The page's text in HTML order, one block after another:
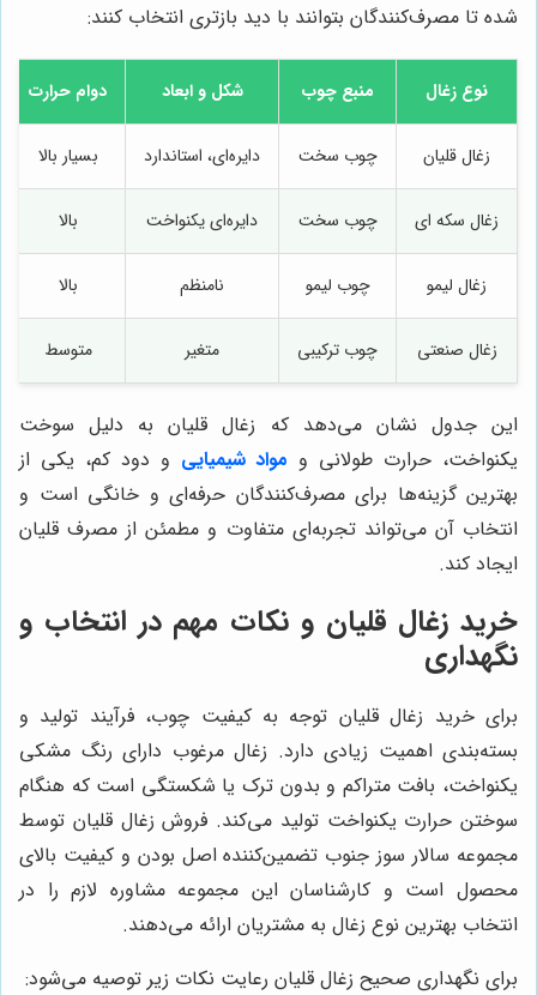
شده تا مصرف‌کنندگان بتوانند با دید بازتری انتخاب کنند:
نوع زغال منبع چوب شکل و ابعاد دوام حرارت
زغال قلیان چوب سخت دایره‌ای، استاندارد بسیار بالا
زغال سکه ای چوب سخت دایره‌ای یکنواخت بالا
زغال لیمو چوب لیمو نامنظم بالا
زغال صنعتی چوب ترکیبی متغیر متوسط
این جدول نشان می‌دهد که زغال قلیان به دلیل سوخت
یکنواخت، حرارت طولانی و مواد شیمیایی و دود کم، یکی از
بهترین گزینه‌ها برای مصرف‌کنندگان حرفه‌ای و خانگی است و
انتخاب آن می‌تواند تجربه‌ای متفاوت و مطمئن از مصرف قلیان
ایجاد کند.
خرید زغال قلیان و نکات مهم در انتخاب و
نگهداری
برای خرید زغال قلیان توجه به کیفیت چوب، فرآیند تولید و
بسته‌بندی اهمیت زیادی دارد. زغال مرغوب دارای رنگ مشکی
یکنواخت، بافت متراکم و بدون ترک یا شکستگی است که هنگام
سوختن حرارت یکنواخت تولید می‌کند. فروش زغال قلیان توسط
مجموعه سالار سوز جنوب تضمین‌کننده اصل بودن و کیفیت بالای
محصول است و کارشناسان این مجموعه مشاوره لازم را در
انتخاب بهترین نوع زغال به مشتریان ارائه می‌دهند.
برای نگهداری صحیح زغال قلیان رعایت نکات زیر توصیه می‌شود: